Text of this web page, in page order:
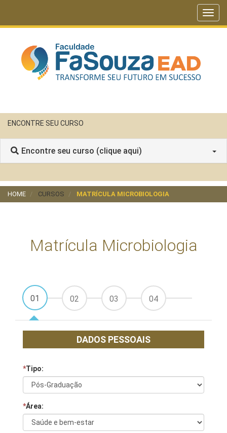
ENCONTRE SEU CURSO
Encontre seu curso (clique aqui)
HOME CURSOS MATRÍCULA MICROBIOLOGIA
Matrícula Microbiologia
01 02 03 04
DADOS PESSOAIS
*Tipo:
*Área: